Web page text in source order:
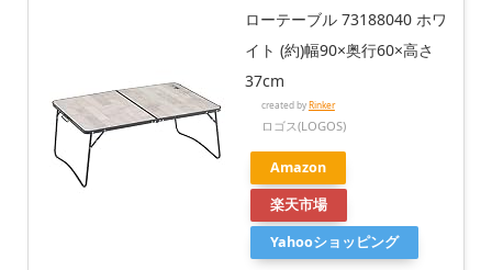
ローテーブル 73188040 ホワ
イト (約)幅90×奥行60×高さ
37cm
created byRinker
ロゴス(LOGOS)
Amazon
楽天市場
Yahooショッピング